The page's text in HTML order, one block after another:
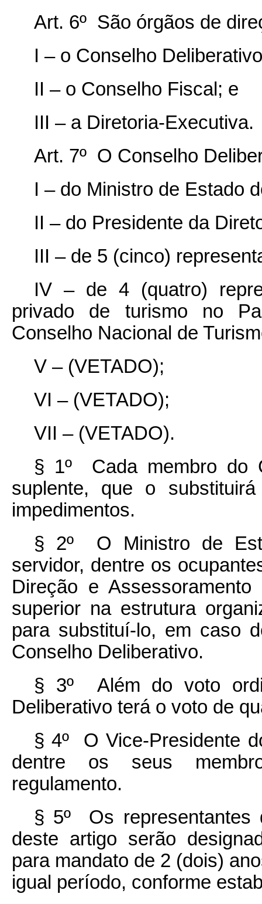
Art. 6º São órgãos de
I – o Conselho
II – o Conselho Fiscal; e
III – a Diretoria-Executiva.
Art. 7º O Conselho
I – do Ministro de Estado
II – do Presidente da
III – de 5 (cinco)
IV – de 4 (quatro)
privado de turismo no
Conselho Nacional de
V – (VETADO);
VI – (VETADO);
VII – (VETADO).
§ 1º Cada membro do
suplente, que o
impedimentos.
§ 2º O Ministro de
servidor, dentre os
Direção e
superior na estrutura
para substituí-lo, em caso
Conselho Deliberativo.
§ 3º Além do voto
Deliberativo terá o voto de
§ 4º O Vice-Presidente
dentre os seus
regulamento.
§ 5º Os
deste artigo serão
para mandato de 2 (dois)
igual período, conforme